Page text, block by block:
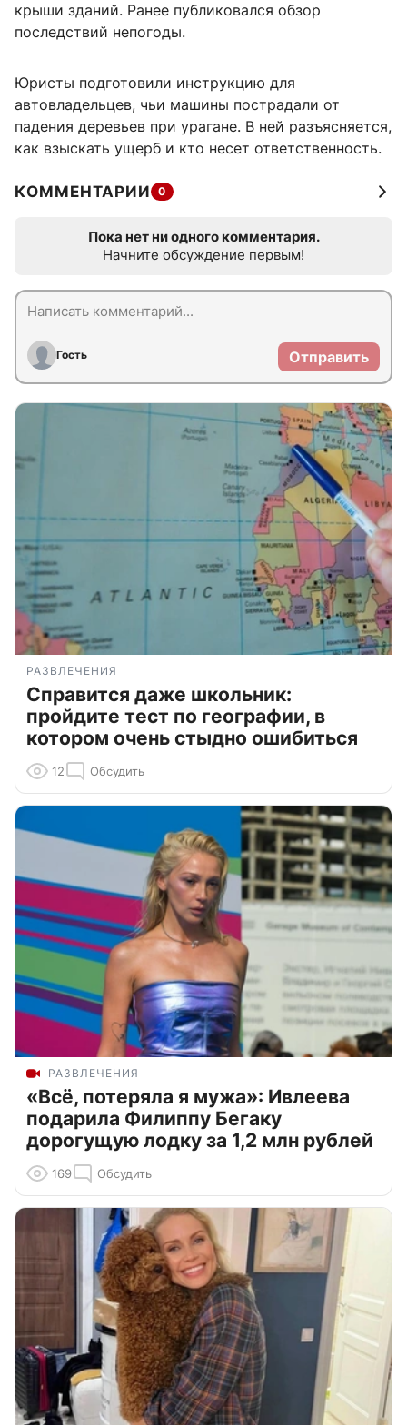
крыши зданий. Ранее публиковался обзор
последствий непогоды.
Юристы подготовили инструкцию для
автовладельцев, чьи машины пострадали от
падения деревьев при урагане. В ней разъясняется,
как взыскать ущерб и кто несет ответственность.
КОММЕНТАРИИ 0
Пока нет ни одного комментария.
Начните обсуждение первым!
Гость Отправить
РАЗВЛЕЧЕНИЯ
Справится даже школьник:
пройдите тест по географии, в
котором очень стыдно ошибиться
12 Обсудить
РАЗВЛЕЧЕНИЯ
«Всё, потеряла я мужа»: Ивлеева
подарила Филиппу Бегаку
дорогущую лодку за 1,2 млн рублей
169 Обсудить